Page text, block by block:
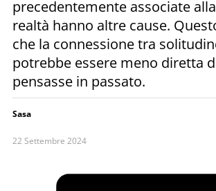
precedentemente associate
realtà hanno altre cause.
che la connessione tra
potrebbe essere meno diretta
pensasse in passato.
Sasa
22 Settembre 2024